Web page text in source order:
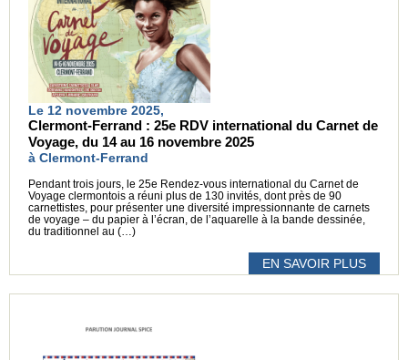
Le 12 novembre 2025,
Clermont-Ferrand : 25e RDV international du Carnet de
Voyage, du 14 au 16 novembre 2025
à Clermont-Ferrand
Pendant trois jours, le 25e Rendez-vous international du Carnet de
Voyage clermontois a réuni plus de 130 invités, dont près de 90
carnettistes, pour présenter une diversité impressionnante de carnets
de voyage – du papier à l’écran, de l’aquarelle à la bande dessinée,
du traditionnel au (…)
EN SAVOIR PLUS